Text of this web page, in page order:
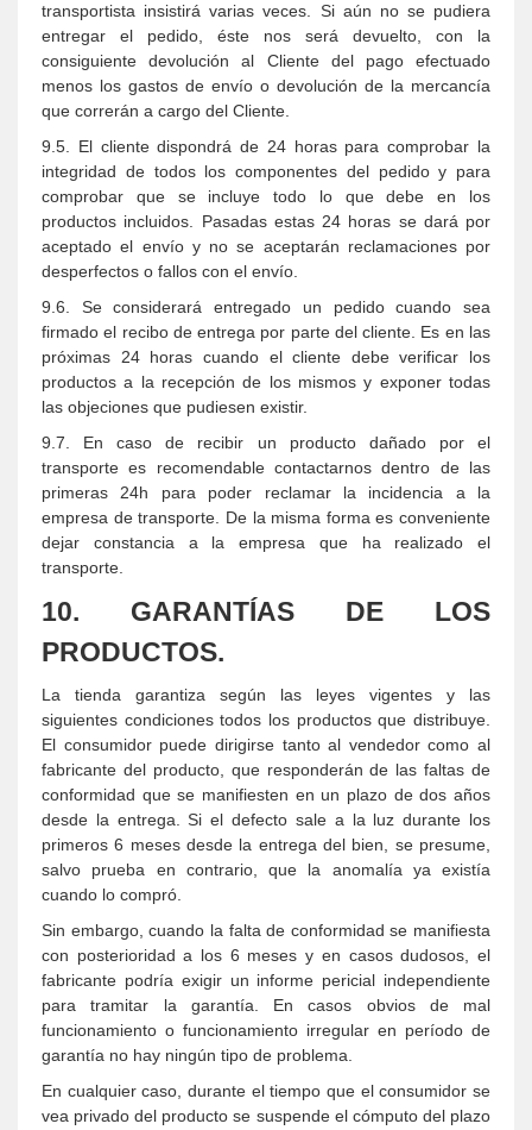
transportista insistirá varias veces. Si aún no se pudiera
entregar el pedido, éste nos será devuelto, con la
consiguiente devolución al Cliente del pago efectuado
menos los gastos de envío o devolución de la mercancía
que correrán a cargo del Cliente.
9.5. El cliente dispondrá de 24 horas para comprobar la
integridad de todos los componentes del pedido y para
comprobar que se incluye todo lo que debe en los
productos incluidos. Pasadas estas 24 horas se dará por
aceptado el envío y no se aceptarán reclamaciones por
desperfectos o fallos con el envío.
9.6. Se considerará entregado un pedido cuando sea
firmado el recibo de entrega por parte del cliente. Es en las
próximas 24 horas cuando el cliente debe verificar los
productos a la recepción de los mismos y exponer todas
las objeciones que pudiesen existir.
9.7. En caso de recibir un producto dañado por el
transporte es recomendable contactarnos dentro de las
primeras 24h para poder reclamar la incidencia a la
empresa de transporte. De la misma forma es conveniente
dejar constancia a la empresa que ha realizado el
transporte.
10. GARANTÍAS DE LOS
PRODUCTOS.
La tienda garantiza según las leyes vigentes y las
siguientes condiciones todos los productos que distribuye.
El consumidor puede dirigirse tanto al vendedor como al
fabricante del producto, que responderán de las faltas de
conformidad que se manifiesten en un plazo de dos años
desde la entrega. Si el defecto sale a la luz durante los
primeros 6 meses desde la entrega del bien, se presume,
salvo prueba en contrario, que la anomalía ya existía
cuando lo compró.
Sin embargo, cuando la falta de conformidad se manifiesta
con posterioridad a los 6 meses y en casos dudosos, el
fabricante podría exigir un informe pericial independiente
para tramitar la garantía. En casos obvios de mal
funcionamiento o funcionamiento irregular en período de
garantía no hay ningún tipo de problema.
En cualquier caso, durante el tiempo que el consumidor se
vea privado del producto se suspende el cómputo del plazo